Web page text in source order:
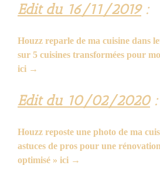
Edit du 16/11/2019:
Houzz reparle de ma cuisine dans
sur 5 cuisines transformées pour
ici →
Edit du 10/02/2020:
Houzz reposte une photo de ma
astuces de pros pour une
optimisé » ici →